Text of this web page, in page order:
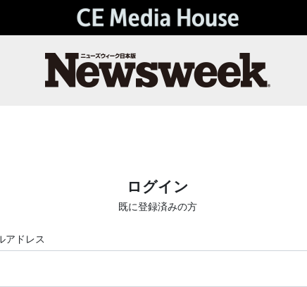
ログイン
既に登録済みの方
アドレス